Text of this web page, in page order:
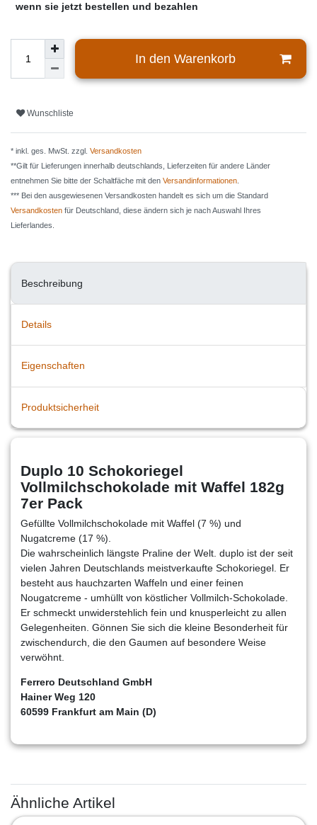
wenn sie jetzt bestellen und bezahlen
In den Warenkorb
Wunschliste
* inkl. ges. MwSt. zzgl. Versandkosten
**Gilt für Lieferungen innerhalb deutschlands, Lieferzeiten für andere Länder
entnehmen Sie bitte der Schaltfäche mit den Versandinformationen
*** Bei den ausgewiesenen Versandkosten handelt es sich um die Standard
Versandkosten für Deutschland, diese ändern sich je nach Auswahl Ihres
Lieferlandes.
Beschreibung
Details
Eigenschaften
Produktsicherheit
Duplo 10 Schokoriegel
Vollmilchschokolade mit Waffel 182g
7er Pack
Gefüllte Vollmilchschokolade mit Waffel (7 %) und
Nugatcreme (17 %).
Die wahrscheinlich längste Praline der Welt. duplo ist der seit
vielen Jahren Deutschlands meistverkaufte Schokoriegel. Er
besteht aus hauchzarten Waffeln und einer feinen
Nougatcreme - umhüllt von köstlicher Vollmilch-Schokolade.
Er schmeckt unwiderstehlich fein und knusperleicht zu allen
Gelegenheiten. Gönnen Sie sich die kleine Besonderheit für
zwischendurch, die den Gaumen auf besondere Weise
verwöhnt.
Ferrero Deutschland GmbH
Hainer Weg 120
60599 Frankfurt am Main (D)
Ähnliche Artikel